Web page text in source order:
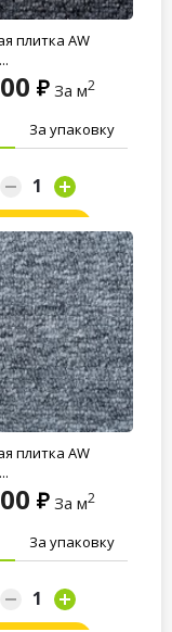
плитка AW
За м2
За упаковку
плитка AW
За м2
За упаковку